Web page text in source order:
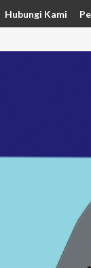
Hubungi Kami